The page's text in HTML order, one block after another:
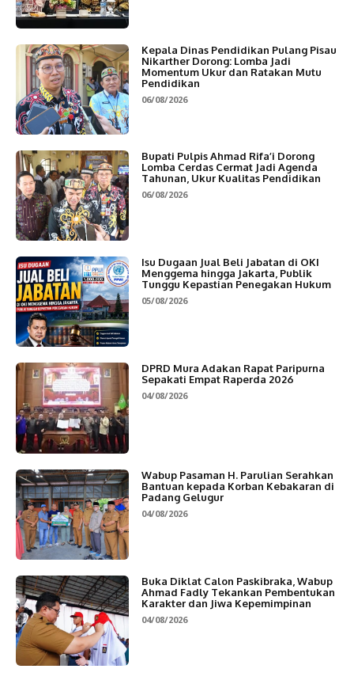
Kepala Dinas Pendidikan Pulang Pisau
Nikarther Dorong: Lomba Jadi
Momentum Ukur dan Ratakan Mutu
Pendidikan
06/08/2026
Bupati Pulpis Ahmad Rifa’i Dorong
Lomba Cerdas Cermat Jadi Agenda
Tahunan, Ukur Kualitas Pendidikan
06/08/2026
Isu Dugaan Jual Beli Jabatan di OKI
Menggema hingga Jakarta, Publik
Tunggu Kepastian Penegakan Hukum
05/08/2026
DPRD Mura Adakan Rapat Paripurna
Sepakati Empat Raperda 2026
04/08/2026
Wabup Pasaman H. Parulian Serahkan
Bantuan kepada Korban Kebakaran di
Padang Gelugur
04/08/2026
Buka Diklat Calon Paskibraka, Wabup
Ahmad Fadly Tekankan Pembentukan
Karakter dan Jiwa Kepemimpinan
04/08/2026